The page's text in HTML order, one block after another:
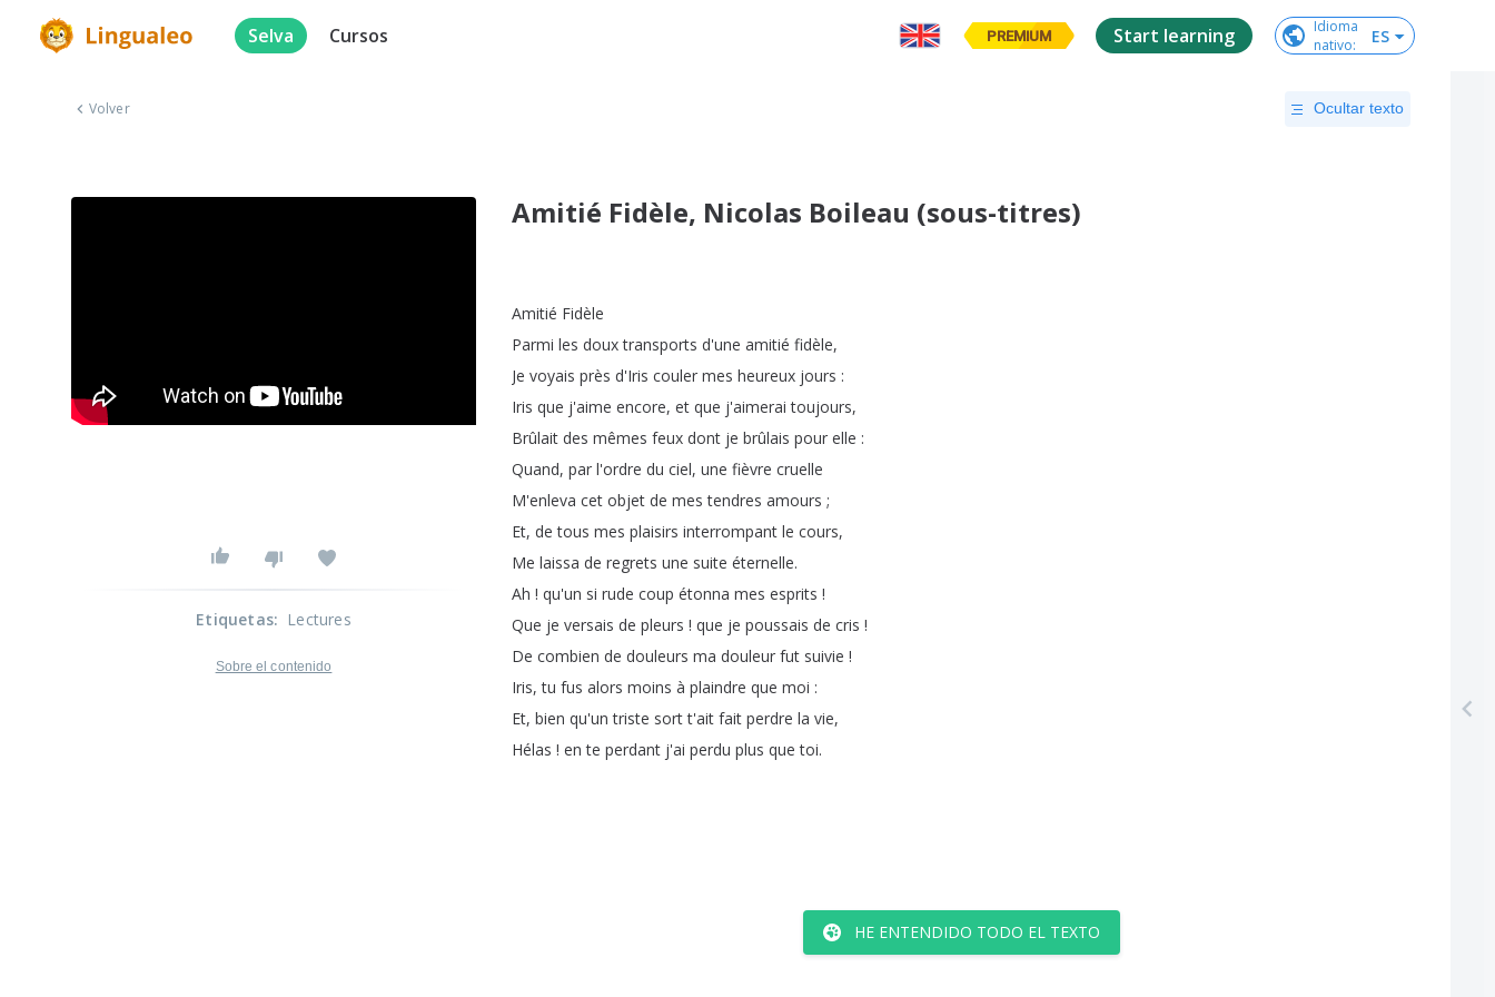
Selva Cursos PREMIUM Start learning
Idioma
nativo: ES
Volver Ocultar texto
Amitié Fidèle, Nicolas Boileau (sous-titres)
Amitié Fidèle
Parmi les doux transports d'une amitié fidèle,
Je voyais près d'Iris couler mes heureux jours :
Iris que j'aime encore, et que j'aimerai toujours,
Brûlait des mêmes feux dont je brûlais pour elle :
Quand, par l'ordre du ciel, une fièvre cruelle
M'enleva cet objet de mes tendres amours ;
Et, de tous mes plaisirs interrompant le cours,
Me laissa de regrets une suite éternelle.
Ah ! qu'un si rude coup étonna mes esprits !
Que je versais de pleurs ! que je poussais de cris !
De combien de douleurs ma douleur fut suivie !
Iris,tu fus alors moins à plaindre que moi :
Et, bien qu'un triste sort t'ait fait perdre la vie,
Hélas ! en te perdant j'ai perdu plus que toi.
HE ENTENDIDO TODO EL TEXTO
Etiquetas: Lectures
Sobre el contenido